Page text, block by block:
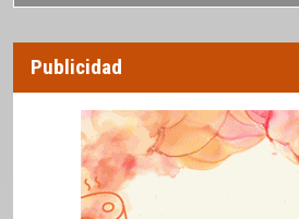
Publicidad